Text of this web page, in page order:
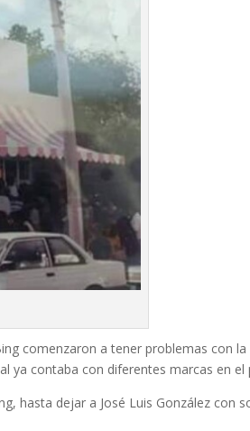
comenzaron a tener problemas con la
ya contaba con diferentes marcas en el
hasta dejar a José Luis González con